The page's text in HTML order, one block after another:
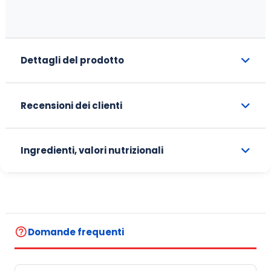
Dettagli del prodotto
Recensioni dei clienti
Ingredienti, valori nutrizionali
help_outlineDomande frequenti